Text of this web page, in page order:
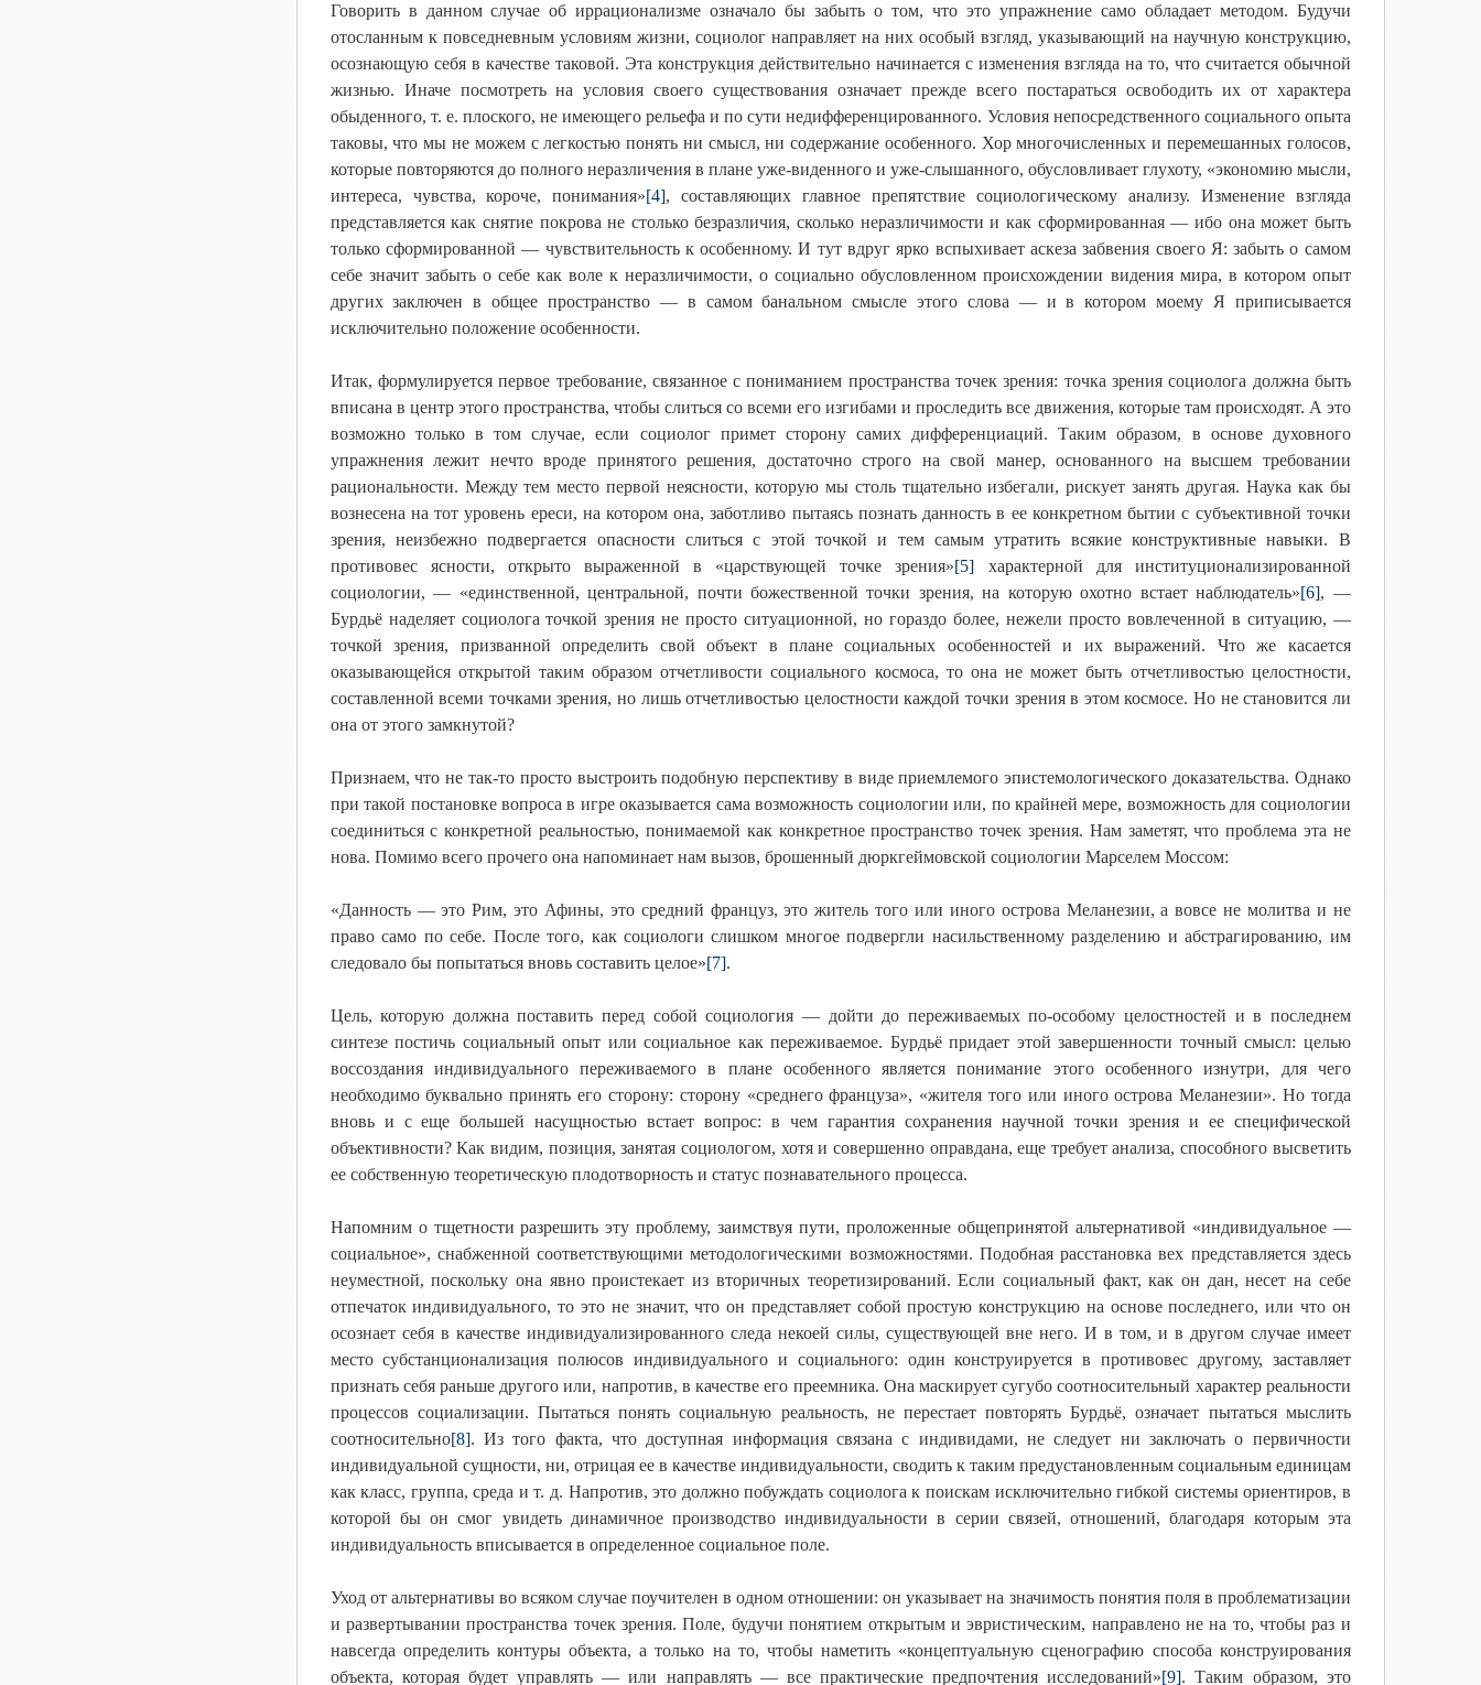
Говорить в данном случае об иррационализме означало бы забыть о том, что это упражнение само обладает методом. Будучи
отосланным к повседневным условиям жизни, социолог направляет на них особый взгляд, указывающий на научную конструкцию,
осознающую себя в качестве таковой. Эта конструкция действительно начинается с изменения взгляда на то, что считается обычной
жизнью. Иначе посмотреть на условия своего существования означает прежде всего постараться освободить их от характера
обыденного, т. е. плоского, не имеющего рельефа и по сути недифференцированного. Условия непосредственного социального опыта
таковы, что мы не можем с легкостью понять ни смысл, ни содержание особенного. Хор многочисленных и перемешанных голосов,
которые повторяются до полного неразличения в плане уже-виденного и уже-слышанного, обусловливает глухоту, «экономию мысли,
интереса, чувства, короче, понимания»[4], составляющих главное препятствие социологическому анализу. Изменение взгляда
представляется как снятие покрова не столько безразличия, сколько неразличимости и как сформированная — ибо она может быть
только сформированной — чувствительность к особенному. И тут вдруг ярко вспыхивает аскеза забвения своего Я: забыть о самом
себе значит забыть о себе как воле к неразличимости, о социально обусловленном происхождении видения мира, в котором опыт
других заключен в общее пространство — в самом банальном смысле этого слова — и в котором моему Я приписывается
исключительно положение особенности.
Итак, формулируется первое требование, связанное с пониманием пространства точек зрения: точка зрения социолога должна быть
вписана в центр этого пространства, чтобы слиться со всеми его изгибами и проследить все движения, которые там происходят. А это
возможно только в том случае, если социолог примет сторону самих дифференциаций. Таким образом, в основе духовного
упражнения лежит нечто вроде принятого решения, достаточно строго на свой манер, основанного на высшем требовании
рациональности. Между тем место первой неясности, которую мы столь тщательно избегали, рискует занять другая. Наука как бы
вознесена на тот уровень ереси, на котором она, заботливо пытаясь познать данность в ее конкретном бытии с субъективной точки
зрения, неизбежно подвергается опасности слиться с этой точкой и тем самым утратить всякие конструктивные навыки. В
противовес ясности, открыто выраженной в «царствующей точке зрения»[5] характерной для институционализированной
социологии, — «единственной, центральной, почти божественной точки зрения, на которую охотно встает наблюдатель»[6], —
Бурдьё наделяет социолога точкой зрения не просто ситуационной, но гораздо более, нежели просто вовлеченной в ситуацию, —
точкой зрения, призванной определить свой объект в плане социальных особенностей и их выражений. Что же касается
оказывающейся открытой таким образом отчетливости социального космоса, то она не может быть отчетливостью целостности,
составленной всеми точками зрения, но лишь отчетливостью целостности каждой точки зрения в этом космосе. Но не становится ли
она от этого замкнутой?
Признаем, что не так-то просто выстроить подобную перспективу в виде приемлемого эпистемологического доказательства. Однако
при такой постановке вопроса в игре оказывается сама возможность социологии или, по крайней мере, возможность для социологии
соединиться с конкретной реальностью, понимаемой как конкретное пространство точек зрения. Нам заметят, что проблема эта не
нова. Помимо всего прочего она напоминает нам вызов, брошенный дюркгеймовской социологии Марселем Моссом:
«Данность — это Рим, это Афины, это средний француз, это житель того или иного острова Меланезии, а вовсе не молитва и не
право само по себе. После того, как социологи слишком многое подвергли насильственному разделению и абстрагированию, им
следовало бы попытаться вновь составить целое»[7].
Цель, которую должна поставить перед собой социология — дойти до переживаемых по-особому целостностей и в последнем
синтезе постичь социальный опыт или социальное как переживаемое. Бурдьё придает этой завершенности точный смысл: целью
воссоздания индивидуального переживаемого в плане особенного является понимание этого особенного изнутри, для чего
необходимо буквально принять его сторону: сторону «среднего француза», «жителя того или иного острова Меланезии». Но тогда
вновь и с еще большей насущностью встает вопрос: в чем гарантия сохранения научной точки зрения и ее специфической
объективности? Как видим, позиция, занятая социологом, хотя и совершенно оправдана, еще требует анализа, способного высветить
ее собственную теоретическую плодотворность и статус познавательного процесса.
Напомним о тщетности разрешить эту проблему, заимствуя пути, проложенные общепринятой альтернативой «индивидуальное —
социальное», снабженной соответствующими методологическими возможностями. Подобная расстановка вех представляется здесь
неуместной, поскольку она явно проистекает из вторичных теоретизирований. Если социальный факт, как он дан, несет на себе
отпечаток индивидуального, то это не значит, что он представляет собой простую конструкцию на основе последнего, или что он
осознает себя в качестве индивидуализированного следа некоей силы, существующей вне него. И в том, и в другом случае имеет
место субстанционализация полюсов индивидуального и социального: один конструируется в противовес другому, заставляет
признать себя раньше другого или, напротив, в качестве его преемника. Она маскирует сугубо соотносительный характер реальности
процессов социализации. Пытаться понять социальную реальность, не перестает повторять Бурдьё, означает пытаться мыслить
соотносительно[8]. Из того факта, что доступная информация связана с индивидами, не следует ни заключать о первичности
индивидуальной сущности, ни, отрицая ее в качестве индивидуальности, сводить к таким предустановленным социальным единицам
как класс, группа, среда и т. д. Напротив, это должно побуждать социолога к поискам исключительно гибкой системы ориентиров, в
которой бы он смог увидеть динамичное производство индивидуальности в серии связей, отношений, благодаря которым эта
индивидуальность вписывается в определенное социальное поле.
Уход от альтернативы во всяком случае поучителен в одном отношении: он указывает на значимость понятия поля в проблематизации
и развертывании пространства точек зрения. Поле, будучи понятием открытым и эвристическим, направлено не на то, чтобы раз и
навсегда определить контуры объекта, а только на то, чтобы наметить «концептуальную сценографию способа конструирования
объекта, которая будет управлять — или направлять — все практические предпочтения исследований»[9]. Таким образом, это